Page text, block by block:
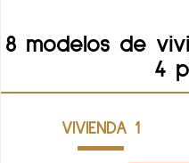
8 modelos de
4
VIVIENDA 1